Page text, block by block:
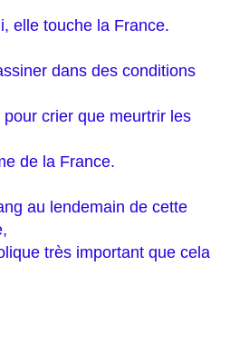
elle touche la France.
dans des conditions
crier que meurtrir les
de la France.
au lendemain de cette
très important que cela